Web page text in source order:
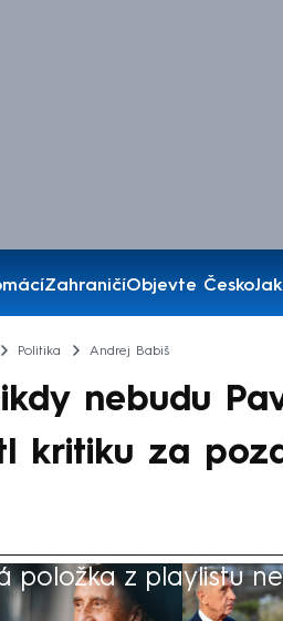
ZahraničíObjevte Česko
Politika Andrej Babiš
nebudu
kritiku za
položka z playlistu